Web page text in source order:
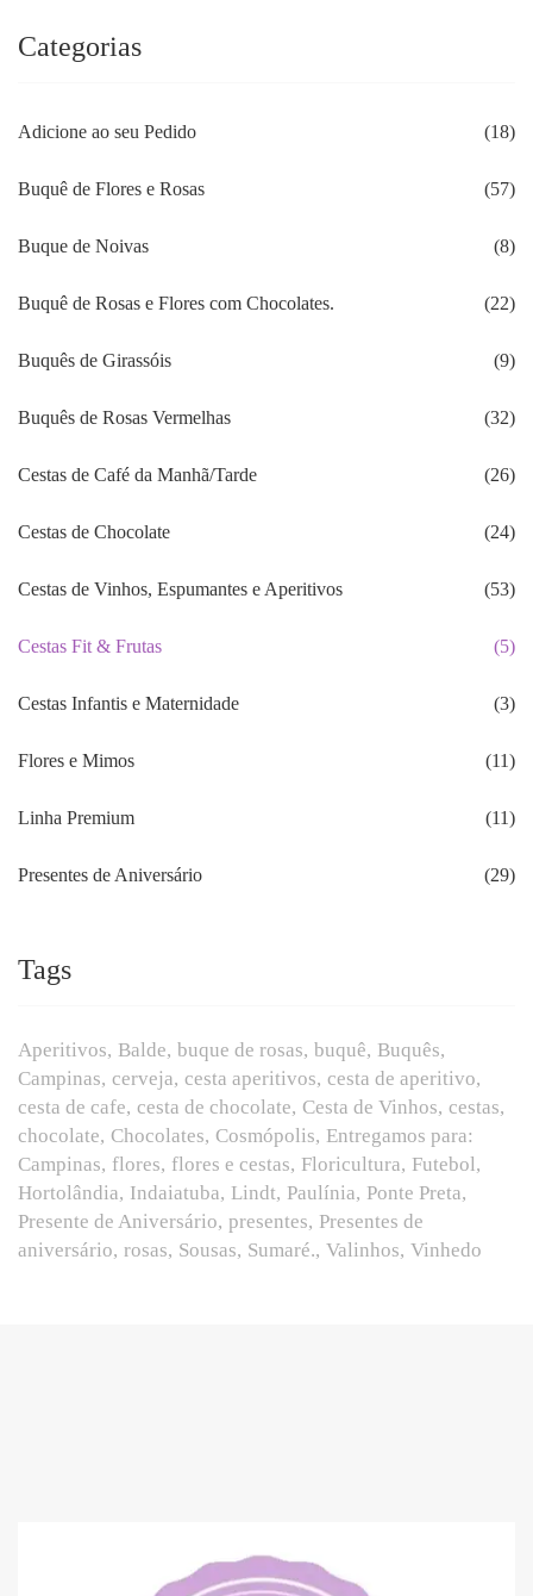
Categorias
Adicione ao seu Pedido (18)
Buquê de Flores e Rosas (57)
Buque de Noivas (8)
Buquê de Rosas e Flores com Chocolates. (22)
Buquês de Girassóis (9)
Buquês de Rosas Vermelhas (32)
Cestas de Café da Manhã/Tarde (26)
Cestas de Chocolate (24)
Cestas de Vinhos, Espumantes e Aperitivos (53)
Cestas Fit & Frutas (5)
Cestas Infantis e Maternidade (3)
Flores e Mimos (11)
Linha Premium (11)
Presentes de Aniversário (29)
Tags
Aperitivos Balde buque de rosas buquê Buquês
Campinas cerveja cesta aperitivos cesta de aperitivo
cesta de cafe cesta de chocolate Cesta de Vinhos cestas
chocolate Chocolates Cosmópolis Entregamos para:
Campinas flores flores e cestas Floricultura Futebol
Hortolândia Indaiatuba Lindt Paulínia Ponte Preta
Presente de Aniversário presentes Presentes de
aniversário rosas Sousas Sumaré. Valinhos Vinhedo